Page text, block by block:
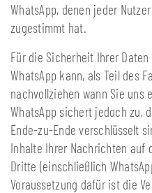
WhatsApp, denen jeder
zugestimmt hat.
Für die Sicherheit Ihrer
WhatsApp kann, als Teil des
nachvollziehen wann Sie
WhatsApp sichert jedoch zu,
Ende-zu-Ende verschlüsselt
Inhalte Ihrer Nachrichten auf
Dritte (einschließlich
Voraussetzung dafür ist die